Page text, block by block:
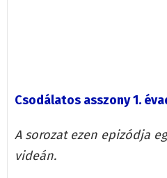
Csodálatos asszony 1.
A sorozat ezen epizódja
videán.